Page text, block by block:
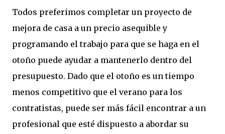
Todos preferimos completar un proyecto de
mejora de casa a un precio asequible y
programando el trabajo para que se haga en el
otoño puede ayudar a mantenerlo dentro del
presupuesto. Dado que el otoño es un tiempo
menos competitivo que el verano para los
contratistas, puede ser más fácil encontrar a un
profesional que esté dispuesto a abordar su